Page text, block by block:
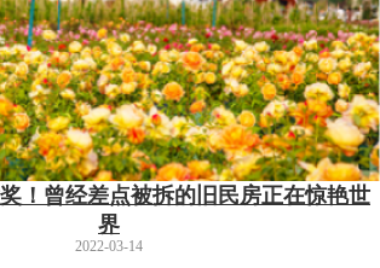
！曾经差点被拆的旧民房正在惊艳世
界
2022-03-14